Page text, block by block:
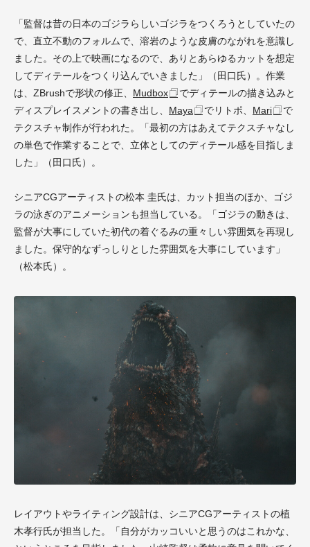
「監督は昔の日本のゴジラらしいゴジラをつくろうとしていたの
で、直立不動のフォルムで、溶岩のような皮膚のながれを意識し
ました。その上で映画になるので、ありとあらゆるカットを想定
してディテールをつくり込んでいきました」（田口氏）。作業
は、ZBrushで形状の修正、 Mudbox
でディテールの描き込みと
ディスプレイスメントの書き出し、 Maya でリトポ、 Mari
で
テクスチャ制作が行われた。「最初の方はあえてテクスチャなし
の単色で作業することで、立体としてのディテール感を目指しま
した」（田口氏）。
シニアCGアーティストの松本 圭氏は、カット担当のほか、ゴジ
ラの泳ぎのアニメーションも担当している。「ゴジラの動きは、
監督が大事にしていた初代の着ぐるみの重々しい雰囲気を再現し
ました。保守的なずっしりとした雰囲気を大事にしています」
（松本氏）。
レイアウトやライティング設計は、シニアCGアーティストの植
木孝行氏が担当した。「自分がカッコいいと思うのはこれかな、